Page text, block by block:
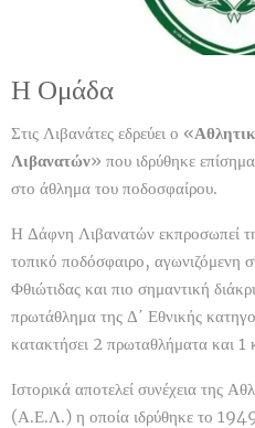
Η Ομάδα
Στις Λιβανάτες εδρεύει ο «
Λιβανατών» που ιδρύθηκε
στο άθλημα του ποδοσφαίρου.
Η Δάφνη Λιβανατών εκπροσωπεί
τοπικό ποδόσφαιρο, αγωνιζόμενη
Φθιώτιδας και πιο σημαντική
πρωτάθλημα της Δ΄ Εθνικής
κατακτήσει 2 πρωταθλήματα και
Ιστορικά αποτελεί συνέχεια της
(Α.Ε.Λ.) η οποία ιδρύθηκε το